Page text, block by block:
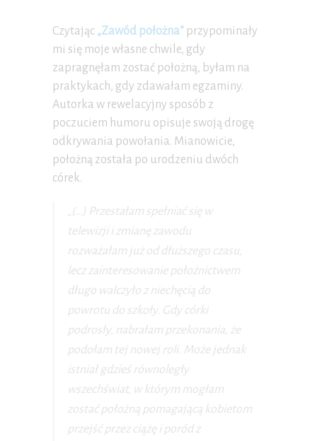
Czytając „Zawód położna” przypominały
mi się moje własne chwile, gdy
zapragnęłam zostać położną, byłam na
praktykach, gdy zdawałam egzaminy.
Autorka w rewelacyjny sposób z
poczuciem humoru opisuje swoją drogę
odkrywania powołania. Mianowicie,
położną została po urodzeniu dwóch
córek.
„(…) Przestałam spełniać się w
telewizji i zmianę zawodu
rozważałam już od dłuższego czasu,
lecz zainteresowanie położnictwem
długo walczyło z niechęcią do
powrotu do szkoły. Gdy córki
podrosły, nabrałam przekonania, że
podołam tej nowej roli. Może jednak
istniał gdzieś równoległy
wszechświat, w którym mogłam
zostać położną pomagającą kobietom
przejść przez ciążę i poród z